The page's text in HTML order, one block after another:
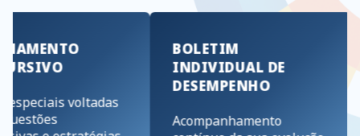
voltadas
BOLETIM
INDIVIDUAL DE
DESEMPENHO
Acompanhamento